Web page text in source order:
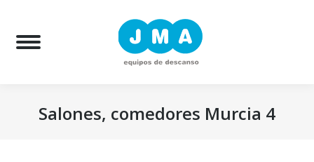
Salones, comedores Murcia 4